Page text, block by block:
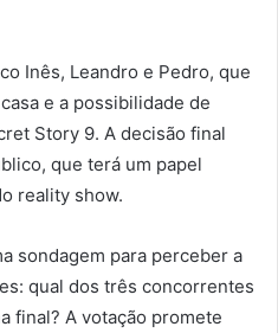
Inês, Leandro e Pedro, que
e a possibilidade de
Story 9. A decisão final
que terá um papel
reality show.
sondagem para perceber a
qual dos três concorrentes
final? A votação promete